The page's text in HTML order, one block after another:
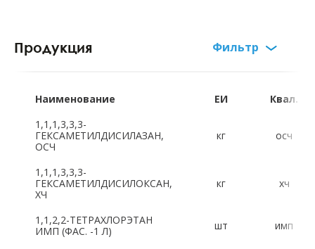
Продукция Фильтр
Русский алфавит:
И К
Ю Я
Латинский алфавит:
Наименование ЕИ
Квал.
1,1,1,3,3,3-
ГЕКСАМЕТИЛДИСИЛАЗАН,
ОСЧ
кг осч
1,1,1,3,3,3-
ГЕКСАМЕТИЛДИСИЛОКСАН,
ХЧ
кг хч
1,1,2,2-ТЕТРАХЛОРЭТАН
ИМП (ФАС. -1 Л)
шт имп